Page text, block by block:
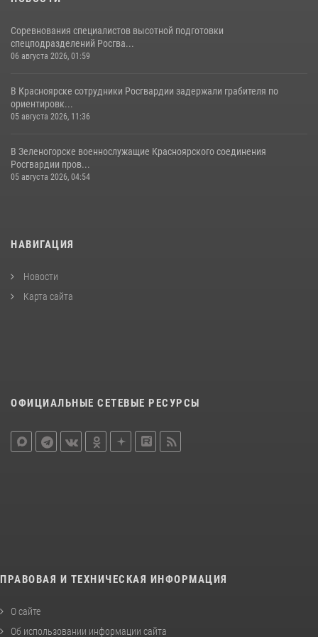
Соревнования специалистов высотной подготовки
спецподразделений Росгва...
06 августа 2026, 01:59
В Красноярске сотрудники Росгвардии задержали грабителя по
ориентировк...
05 августа 2026, 11:36
В Зеленогорске военнослужащие Красноярского соединения
Росгвардии пров...
05 августа 2026, 04:54
НАВИГАЦИЯ
Новости
Карта сайта
ОФИЦИАЛЬНЫЕ СЕТЕВЫЕ РЕСУРСЫ
ПРАВОВАЯ И ТЕХНИЧЕСКАЯ ИНФОРМАЦИЯ
О сайте
Об использовании информации сайта